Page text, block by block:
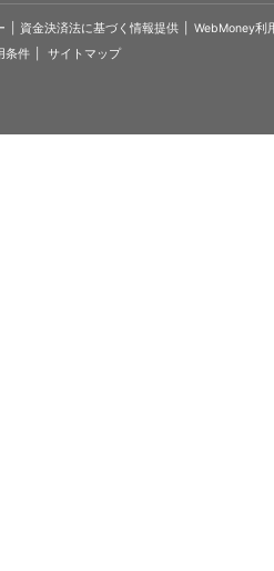
資金決済法に基づく情報提供
WebMoney利
条件 サイトマップ